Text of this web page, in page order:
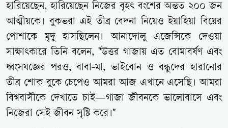
হারিয়েছেন, হারিয়েছেন নিজের বৃহৎ বংশের অন্তত ২০০ জন
আত্মীয়কে। বুকভরা এই তীব্র বেদনা নিয়েও ইয়াহিয়া বিয়ের
পোশাকে মৃদু হাসছিলেন। আনাদোলু এজেন্সিকে দেওয়া
সাক্ষাৎকারে তিনি বলেন, "উত্তর গাজায় এত বোমাবর্ষণ এবং
ধ্বংসযজ্ঞের পরও, বাবা-মা, ভাইবোন ও বন্ধুদের হারানোর
তীব্র শোক বুকে চেপেও আমরা আজ এখানে এসেছি। আমরা
বিশ্ববাসীকে দেখাতে চাই—গাজা জীবনকে ভালোবাসে এবং
নিজেরা সেই জীবন সৃষ্টি করে।"